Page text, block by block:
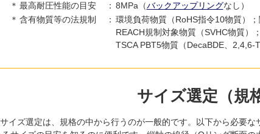
＊ 最高耐圧性能の目安 ： 8MPa（バックアップリングなし）
＊ 含有物質等の法規制 ： 環境負荷物質（RoHS指令10物質）
REACH規制対象物質（SVHC物質）
TSCA PBT5物質（DecaBDE、2,4,6-
サイズ選定（規
イズ選定は、規格の中から行うのが一般的です。以下から必要